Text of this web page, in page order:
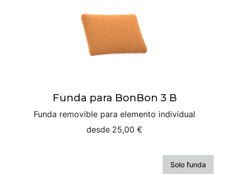
Funda para BonBon 3 B
Funda removible para elemento individual
desde 25,00 €
Solo funda